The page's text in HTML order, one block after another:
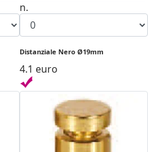
n.
Distanziale Nero Ø19mm
4.1 euro